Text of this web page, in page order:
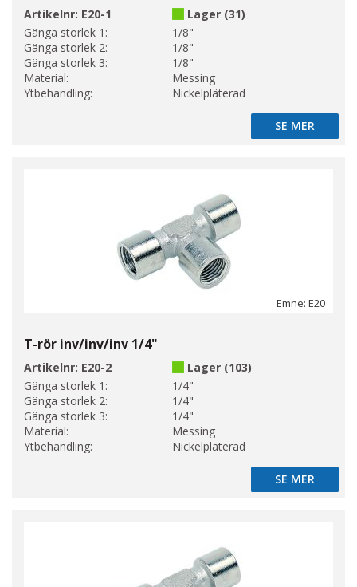
Artikelnr: E20-1
Lager (31)
Gänga storlek 1:
1/8"
Gänga storlek 2:
1/8"
Gänga storlek 3:
1/8"
Material:
Messing
Ytbehandling:
Nickelpläterad
SE MER
SE MER
Emne: E20
T-rör inv/inv/inv 1/4"
Artikelnr: E20-2
Lager (103)
Gänga storlek 1:
1/4"
Gänga storlek 2:
1/4"
Gänga storlek 3:
1/4"
Material:
Messing
Ytbehandling:
Nickelpläterad
SE MER
SE MER